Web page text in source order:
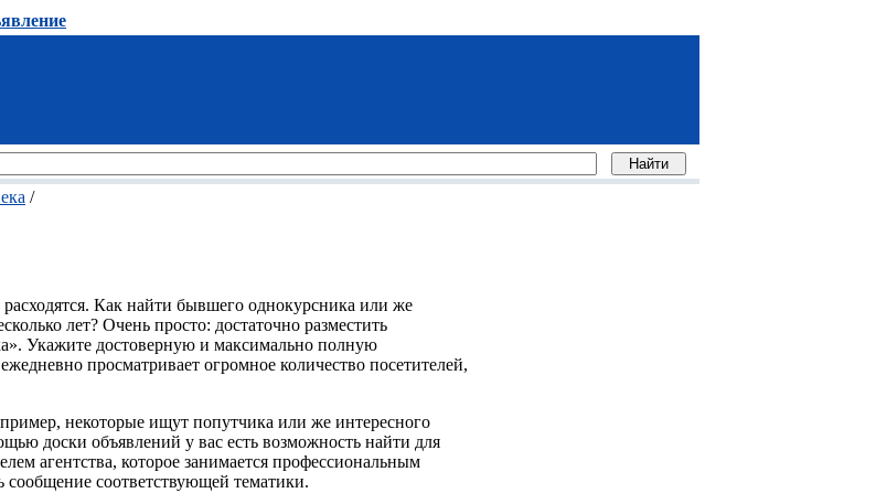
/
Как найти бывшего однокурсника или же
лет? Очень просто: достаточно разместить
Укажите достоверную и максимально полную
просматривает огромное количество посетителей,
некоторые ищут попутчика или же интересного
доски объявлений у вас есть возможность найти для
агентства, которое занимается профессиональным
соответствующей тематики.